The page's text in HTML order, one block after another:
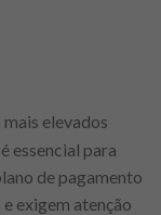
mais elevados
essencial para
de pagamento
exigem atenção